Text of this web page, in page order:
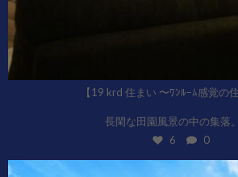
【19 krd 住まい 〜ﾜﾝﾙｰﾑ感覚の
長閑な田園風景の中の集落
6 0